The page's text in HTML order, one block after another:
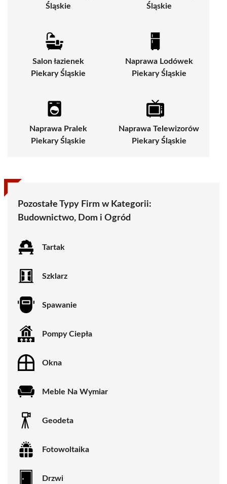
Śląskie
Śląskie
Salon łazienek
Piekary Śląskie
Naprawa Lodówek
Piekary Śląskie
Naprawa Pralek
Piekary Śląskie
Naprawa Telewizorów
Piekary Śląskie
Pozostałe Typy Firm w Kategorii:
Budownictwo, Dom i Ogród
Tartak
Szklarz
Spawanie
Pompy Ciepła
Okna
Meble Na Wymiar
Geodeta
Fotowoltaika
Drzwi